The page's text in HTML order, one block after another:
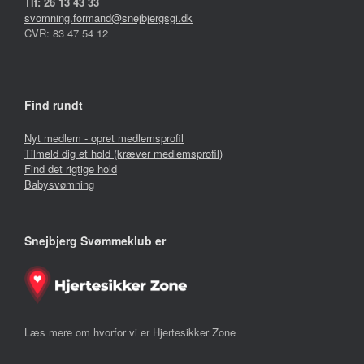
svomning.formand@snejbjergsgi.dk
CVR: 83 47 54 12
Find rundt
Nyt medlem - opret medlemsprofil
Tilmeld dig et hold (kræver medlemsprofil)
Find det rigtige hold
Babysvømning
Snejbjerg Svømmeklub er
Læs mere om hvorfor vi er Hjertesikker Zone